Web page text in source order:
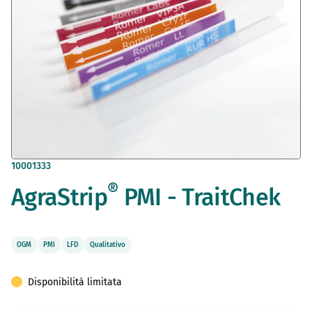
Vai
della
galleria
10001333
AgraStrip® PMI - TraitChek
OGM PMI LFD Qualitativo
Disponibilità limitata